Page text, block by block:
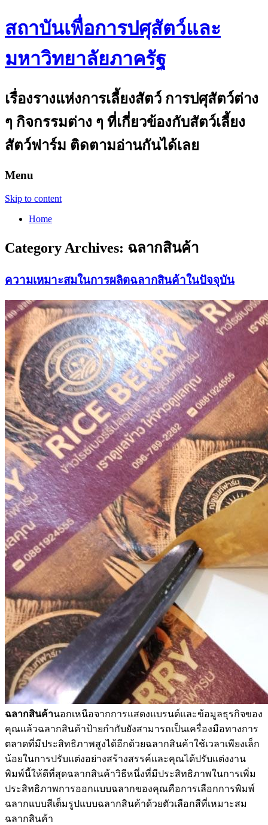
สถาบันเพื่อการปศุสัตว์และ
มหาวิทยาลัยภาครัฐ
เรื่องรางแห่งการเลี้ยงสัตว์ การปศุสัตว์ต่าง
ๆ กิจกรรมต่าง ๆ ที่เกี่ยวข้องกับสัตว์เลี้ยง
สัตว์ฟาร์ม ติดตามอ่านกันได้เลย
Menu
Skip to content
Home
Category Archives: ฉลากสินค้า
ความเหมาะสมในการผลิตฉลากสินค้าในปัจจุบัน
ฉลากสินค้านอกเหนือจากการแสดงแบรนด์และข้อมูลธุรกิจของ
คุณแล้วฉลากสินค้าป้ายกำกับยังสามารถเป็นเครื่องมือทางการ
ตลาดที่มีประสิทธิภาพสูงได้อีกด้วยฉลากสินค้าใช้เวลาเพียงเล็ก
น้อยในการปรับแต่งอย่างสร้างสรรค์และคุณได้ปรับแต่งงาน
พิมพ์นี้ให้ดีที่สุดฉลากสินค้าวิธีหนึ่งที่มีประสิทธิภาพในการเพิ่ม
ประสิทธิภาพการออกแบบฉลากของคุณคือการเลือกการพิมพ์
ฉลากแบบสีเต็มรูปแบบฉลากสินค้าด้วยตัวเลือกสีที่เหมาะสม
ฉลากสินค้า